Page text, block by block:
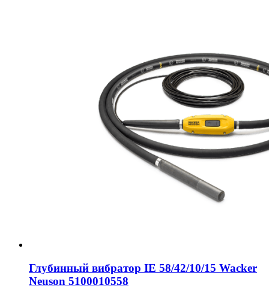
Глубинный вибратор IE 58/42/10/15 Wacker
Neuson 5100010558